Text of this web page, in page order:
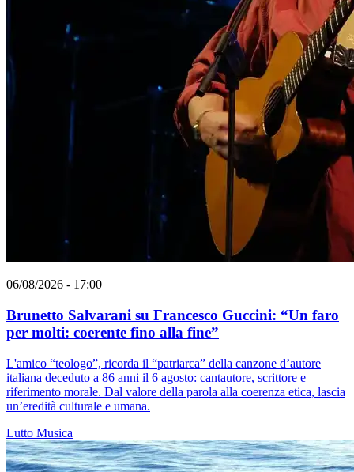
06/08/2026 - 17:00
Brunetto Salvarani su Francesco Guccini: “Un faro
per molti: coerente fino alla fine”
L'amico “teologo”, ricorda il “patriarca” della canzone d’autore
italiana deceduto a 86 anni il 6 agosto: cantautore, scrittore e
riferimento morale. Dal valore della parola alla coerenza etica, lascia
un’eredità culturale e umana.
Lutto Musica